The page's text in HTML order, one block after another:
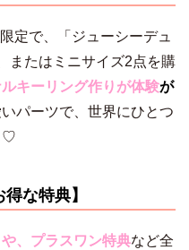
定で、「ジューシーデュ
またはミニサイズ2点を購
キーリング作りが体験が
パーツで、世界にひとつ
♡
な特典】
、プラスワン特典など全